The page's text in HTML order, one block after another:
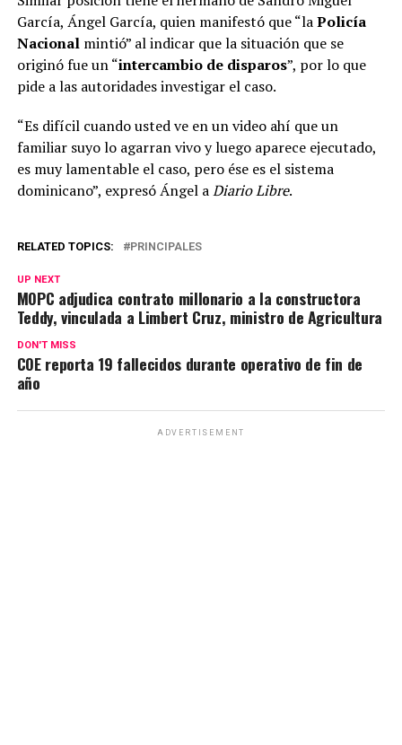
García, Ángel García, quien manifestó que “laPolicía
Nacionalmintió” al indicar que la situación que se
originó fue un “intercambio de disparos”, por lo que
pide a las autoridades investigar el caso.
“Es difícil cuando usted ve en un video ahí que un
familiar suyo lo agarran vivo y luego aparece ejecutado,
es muy lamentable el caso, pero ése es el sistema
dominicano”, expresó Ángel aDiario Libre.
RELATED TOPICS: PRINCIPALES
UP NEXT
MOPC adjudica contrato millonario a la constructora
Teddy, vinculada a Limbert Cruz, ministro de Agricultura
DON'T MISS
COE reporta 19 fallecidos durante operativo de fin de
año
ADVERTISEMENT